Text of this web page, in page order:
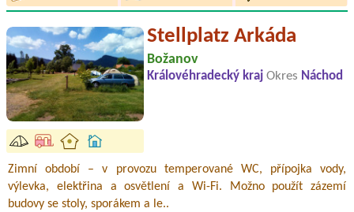
Stellplatz Arkáda
Božanov
Královéhradecký kraj Okres Náchod
Zimní období – v provozu temperované WC, přípojka vody,
výlevka, elektřina a osvětlení a Wi-Fi. Možno použít zázemí
budovy se stoly, sporákem a le..